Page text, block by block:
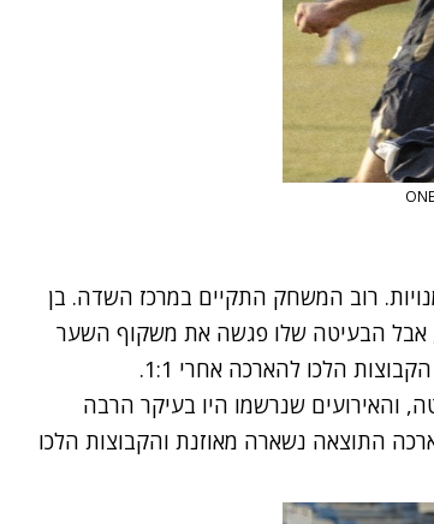
רוב המשחק התקיים במרכז השדה. בן
השער לרמת גן, בעט נפלא מ-20 מטר, אבל הבעיטה שלו פגשה את משקוף השער
הלכו להארכה אחרי 1:1.
שנרשמו היו בעיקר הרבה
התוצאה נשארה מאוזנת והקבוצות הלכו